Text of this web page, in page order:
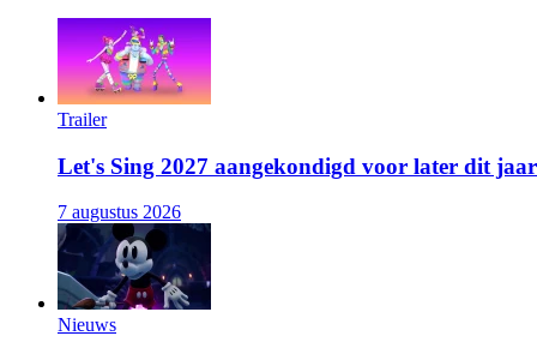
Trailer
Let's Sing 2027 aangekondigd voor later dit jaar
7 augustus 2026
Nieuws